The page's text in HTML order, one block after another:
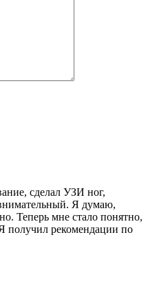
сделал УЗИ ног,
Я думаю,
Теперь мне стало понятно,
получил рекомендации по